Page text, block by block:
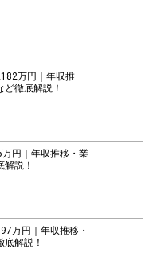
万円｜年収推
徹底解説！
万円｜年収推移・業
説！
万円｜年収推移・
解説！